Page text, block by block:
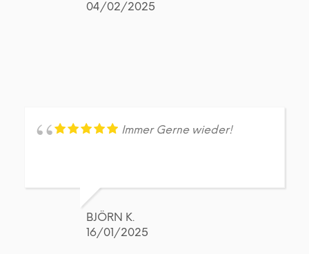
04/02/2025
Immer Gerne wieder!
BJÖRN K.
16/01/2025